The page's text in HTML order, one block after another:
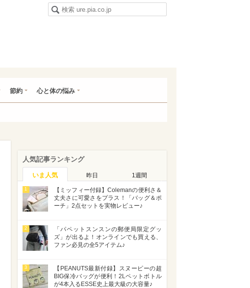
節約 心と体の悩み
人気記事ランキング
いま人気 昨日 1週間
1
【ミッフィー付録】Colemanの便利さ＆
丈夫さに可愛さをプラス！「バッグ＆ポ
ーチ」2点セットを実物レビュー♪
2
「パペットスンスンの郵便局限定グッ
ズ」が出るよ！オンラインでも買える、
ファン必見の全5アイテム♪
3
【PEANUTS最新付録】スヌーピーの超
BIG保冷バッグが便利！2Lペットボトル
が4本入るESSE史上最大級の大容量♪